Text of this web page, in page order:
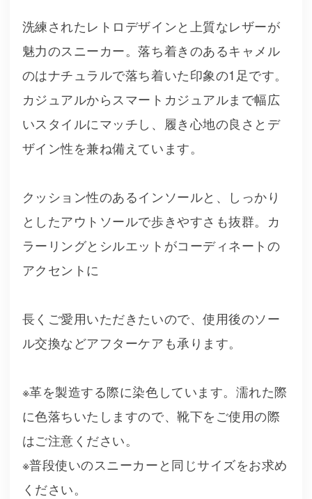
洗練されたレトロデザインと上質なレザーが
魅力のスニーカー。落ち着きのあるキャメル
のはナチュラルで落ち着いた印象の1足です。
カジュアルからスマートカジュアルまで幅広
いスタイルにマッチし、履き心地の良さとデ
ザイン性を兼ね備えています。
クッション性のあるインソールと、しっかり
としたアウトソールで歩きやすさも抜群。カ
ラーリングとシルエットがコーディネートの
アクセントに
長くご愛用いただきたいので、使用後のソー
ル交換などアフターケアも承ります。
※革を製造する際に染色しています。濡れた際
に色落ちいたしますので、靴下をご使用の際
はご注意ください。
※普段使いのスニーカーと同じサイズをお求め
ください。